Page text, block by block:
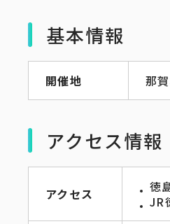
基本情報
開催地 那
アクセス情報
アクセス
徳
JR